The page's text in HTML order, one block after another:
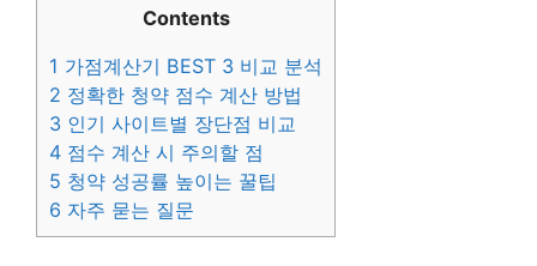
Contents
1 가점계산기 BEST 3 비교 분석
2 정확한 청약 점수 계산 방법
3 인기 사이트별 장단점 비교
4 점수 계산 시 주의할 점
5 청약 성공률 높이는 꿀팁
6 자주 묻는 질문